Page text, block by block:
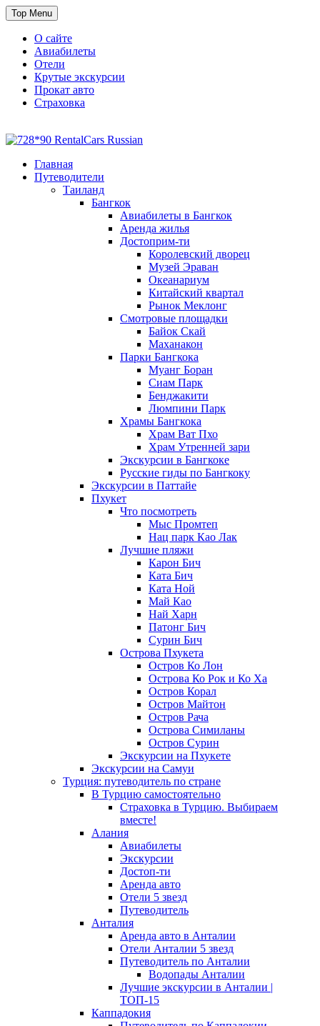
Skip
to
content
Top Menu
О сайте
Авиабилеты
Отели
Крутые экскурсии
Прокат авто
Страховка
Travel or Die
Cайт, который всегда с тобой
Главная
Путеводители
Таиланд
Бангкок
Авиабилеты в Бангкок
Аренда жилья
Достоприм-ти
Королевский дворец
Музей Эраван
Океанариум
Китайский квартал
Рынок Меклонг
Смотровые площадки
Байок Скай
Маханакон
Парки Бангкока
Муанг Боран
Сиам Парк
Бенджакити
Люмпини Парк
Храмы Бангкока
Храм Ват Пхо
Храм Утренней зари
Экскурсии в Бангкоке
Русские гиды по Бангкоку
Экскурсии в Паттайе
Пхукет
Что посмотреть
Мыс Промтеп
Нац парк Као Лак
Лучшие пляжи
Карон Бич
Ката Бич
Ката Ной
Май Као
Най Харн
Патонг Бич
Сурин Бич
Острова Пхукета
Остров Ко Лон
Острова Ко Рок и Ко Ха
Остров Корал
Остров Майтон
Остров Рача
Острова Симиланы
Остров Сурин
Экскурсии на Пхукете
Экскурсии на Самуи
Турция: путеводитель по стране
В Турцию самостоятельно
Страховка в Турцию. Выбираем
вместе!
Алания
Авиабилеты
Экскурсии
Достоп-ти
Аренда авто
Отели 5 звезд
Путеводитель
Анталия
Аренда авто в Анталии
Отели Анталии 5 звезд
Путеводитель по Анталии
Водопады Анталии
Лучшие экскурсии в Анталии |
ТОП-15
Каппадокия